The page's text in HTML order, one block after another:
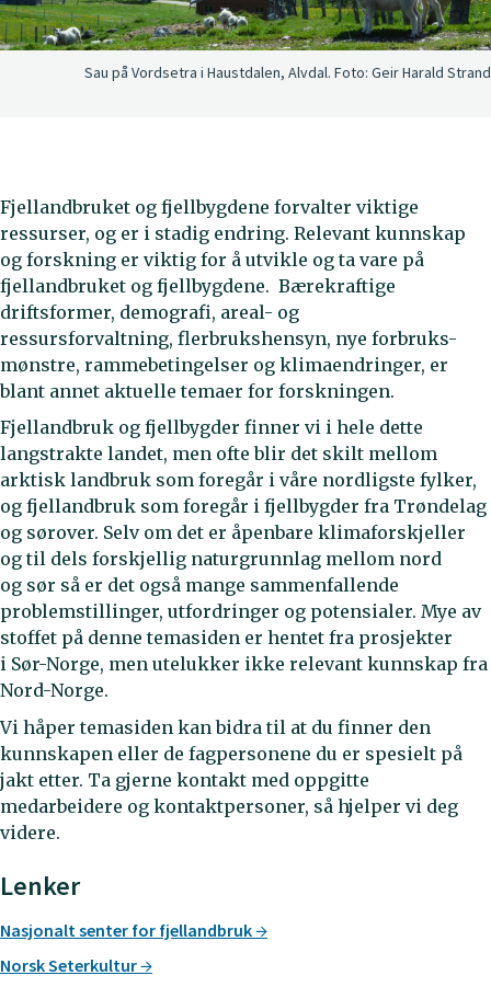
Sau på Vordsetra i Haustdalen, Alvdal. Foto: Geir Harald Strand
Fjellandbruket og fjellbygdene forvalter viktige
ressurser, og er i stadig endring. Relevant kunnskap
og forskning er viktig for å utvikle og ta vare på
fjellandbruket og fjellbygdene. Bærekraftige
driftsformer, demografi, areal- og
ressursforvaltning, flerbrukshensyn, nye forbruks-
mønstre, rammebetingelser og klimaendringer, er
blant annet aktuelle temaer for forskningen.
Fjellandbruk og fjellbygder finner vi i hele dette
langstrakte landet, men ofte blir det skilt mellom
arktisk landbruk som foregår i våre nordligste fylker,
og fjellandbruk som foregår i fjellbygder fra Trøndelag
og sørover. Selv om det er åpenbare klimaforskjeller
og til dels forskjellig naturgrunnlag mellom nord
og sør så er det også mange sammenfallende
problemstillinger, utfordringer og potensialer. Mye av
stoffet på denne temasiden er hentet fra prosjekter
i Sør-Norge, men utelukker ikke relevant kunnskap fra
Nord-Norge.
Vi håper temasiden kan bidra til at du finner den
kunnskapen eller de fagpersonene du er spesielt på
jakt etter. Ta gjerne kontakt med oppgitte
medarbeidere og kontaktpersoner, så hjelper vi deg
videre.
Lenker
Nasjonalt senter for fjellandbruk
Norsk Seterkultur